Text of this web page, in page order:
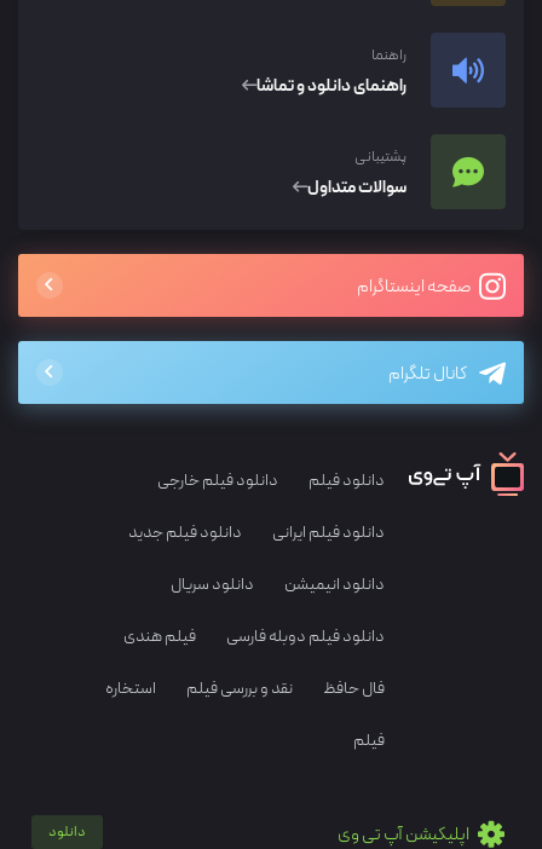
راهنما
راهنمای دانلود و تماشا
پشتیبانی
سوالات متداول
صفحه اینستاگرام
کانال تلگرام
دانلود فیلم دانلود فیلم خارجی
دانلود فیلم ایرانی دانلود فیلم جدید
دانلود انیمیشن دانلود سریال
دانلود فیلم دوبله فارسی فیلم هندی
فال حافظ نقد و بررسی فیلم استخاره
فیلم
اپلیکیشن آپ تی وی دانلود